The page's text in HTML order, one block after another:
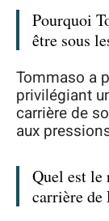
Pourquoi
être sous
Tommaso a
privilégiant
carrière de
aux
Quel est le
carrière de